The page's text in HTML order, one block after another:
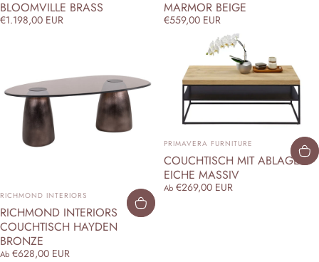
BLOOMVILLE BRASS
€1.198,00 EUR
MARMOR BEIGE
€559,00 EUR
ANBIETER:
RICHMOND INTERIORS
RICHMOND INTERIORS
COUCHTISCH HAYDEN
BRONZE
Ab €628,00 EUR
ANBIETER:
PRIMAVERA FURNITURE
COUCHTISCH MIT ABLAGE
EICHE MASSIV
Ab €269,00 EUR